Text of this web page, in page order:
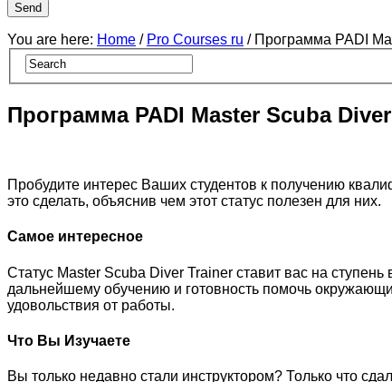
You are here: Home / Pro Courses ru / Программа PADI
Программа PADI Master Scuba
Пробудите интерес Ваших студентов к получению
это сделать, объяснив чем этот статус полезен для них.
Самое интересное
Статус Master Scuba Diver Trainer ставит вас на
дальнейшему обучению и готовность помочь
удовольствия от работы.
Что Вы Изучаете
Вы только недавно стали инструктором? Только что